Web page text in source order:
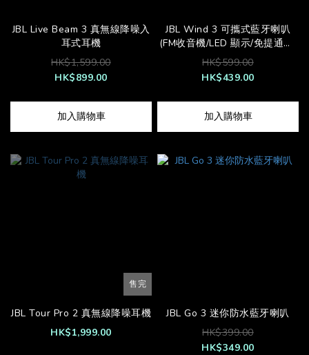
JBL Live Beam 3 真無線降噪入
耳式耳機
HK$1,599.00
HK$899.00
加入購物車
JBL Wind 3 可攜式藍牙喇叭
(FM收音機/LED 顯示/免提通話/
記憶卡輸入)
HK$599.00
HK$439.00
加入購物車
售完
JBL Tour Pro 2 真無線降噪耳機
HK$1,999.00
JBL Go 3 迷你防水藍牙喇叭
HK$399.00
HK$349.00